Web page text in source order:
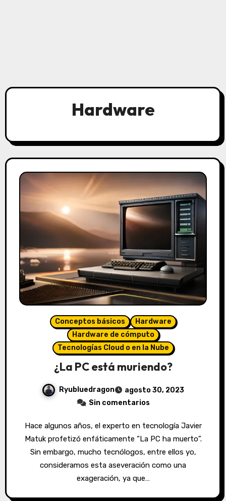
Hardware
Conceptos básicos
Hardware
Hardware de cómputo
Tecnologías Cloud o en la Nube
¿La PC está muriendo?
Ryubluedragon
agosto 30, 2023
Sin comentarios
Hace algunos años, el experto en tecnología Javier
Matuk profetizó enfáticamente “La PC ha muerto”.
Sin embargo, mucho tecnólogos, entre ellos yo,
consideramos esta aseveración como una
exageración, ya que…